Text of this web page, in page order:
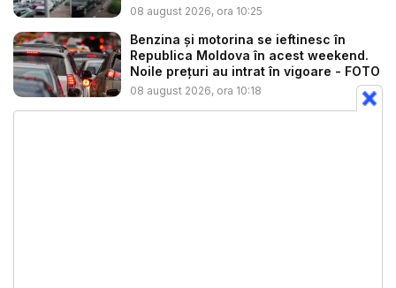
08 august 2026, ora 10:25
Benzina și motorina se ieftinesc în
Republica Moldova în acest weekend.
Noile prețuri au intrat în vigoare - FOTO
08 august 2026, ora 10:18